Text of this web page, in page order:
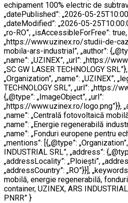
echipament 100% electric de
„datePublished”: „2026-05-
„dateModified”: „2026-05-
„ro-RO”, „isAccessibleForFree”: true,
„https://www.uzinex.ro/studii-de-
mobila-ars-industrial”, „author”:
„name”: „UZINEX”, „url”: „https://
„SC GW LASER TECHNOLOGY
„Organization”, „name”: „UZINEX”,
TECHNOLOGY SRL”, „url”: „https://
{„@type”: „ImageObject”, „url”:
„https://www.uzinex.ro/logo.png”}},
„name”: „Centrală fotovoltaică
„name”: „Energie regenerabilă
„name”: „Fonduri europene pentru
„mentions”: [{„@type”:
INDUSTRIAL SRL”, „address”:
„addressLocality”: „Ploiești”,
„addressCountry”: „RO”}}],
mobilă, energie regenerabilă,
container, UZINEX, ARS
PNRR” }